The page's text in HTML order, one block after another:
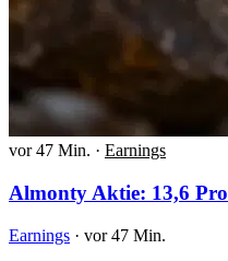
vor 47 Min. · Earnings
Almonty Aktie: 13,6
Earnings · vor 47 Min.